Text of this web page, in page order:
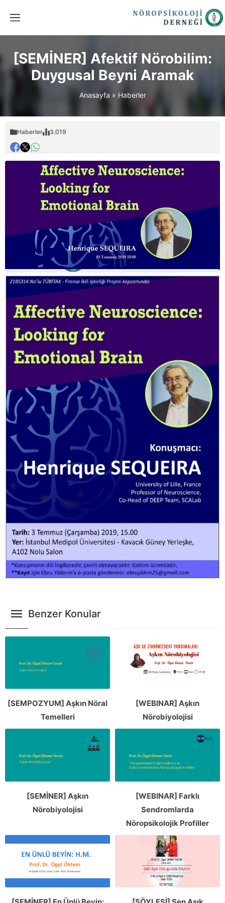
[SEMİNER] Afektif Nörobilim:
Duygusal Beyni Aramak
Anasayfa » Haberler
Haberler 3.019
Benzer Konular
[SEMPOZYUM] Aşkın Nöral
Temelleri
[WEBINAR] Aşkın
Nörobiyolojisi
[SEMİNER] Aşkın
Nörobiyolojisi
[WEBINAR] Farklı
Sendromlarda
Nöropsikolojik Profiller